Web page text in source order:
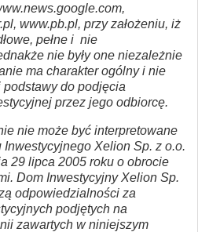
www.pb.pl, przy założeniu, iż
pełne i nie
nie były one niezależnie
ma charakter ogólny i nie
podstawy do podjęcia
przez jego odbiorcę.
nie może być interpretowane
Xelion Sp. z o.o.
29 lipca 2005 roku o obrocie
Dom Inwestycyjny Xelion Sp.
odpowiedzialności za
podjętych na
zawartych w niniejszym